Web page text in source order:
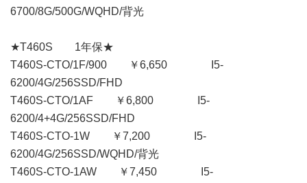
6700/8G/500G/WQHD/背光
★T460S 1年保★
T460S-CTO/1F/900 ￥6,650 I5-
6200/4G/256SSD/FHD
T460S-CTO/1AF ￥6,800 I5-
6200/4+4G/256SSD/FHD
T460S-CTO-1W ￥7,200 I5-
6200/4G/256SSD/WQHD/背光
T460S-CTO-1AW ￥7,450 I5-